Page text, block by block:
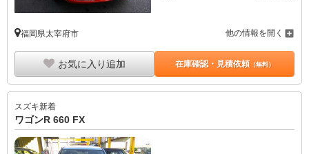
福岡県太宰府市 他の情報を開く
お気に入り追加 在庫確認・見積依頼（無料）
スズキ新着
ワゴンR 660 FX